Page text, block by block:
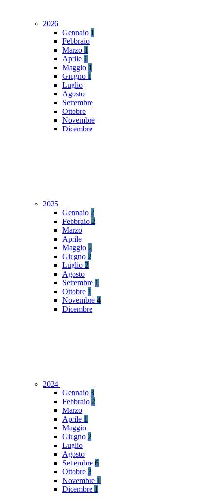
2026
Gennaio 1
Febbraio
Marzo 1
Aprile 1
Maggio 1
Giugno 1
Luglio
Agosto
Settembre
Ottobre
Novembre
Dicembre
2025
Gennaio 2
Febbraio 2
Marzo
Aprile
Maggio 2
Giugno 2
Luglio 2
Agosto
Settembre 1
Ottobre 1
Novembre 4
Dicembre
2024
Gennaio 3
Febbraio 2
Marzo
Aprile 1
Maggio
Giugno 2
Luglio
Agosto
Settembre 6
Ottobre 3
Novembre 1
Dicembre 1